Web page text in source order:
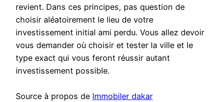
revient. Dans ces principes, pas question de
choisir aléatoirement le lieu de votre
investissement initial ami perdu. Vous allez devoir
vous demander où choisir et tester la ville et le
type exact qui vous feront réussir autant
investissement possible.
Source à propos de Immobiler dakar